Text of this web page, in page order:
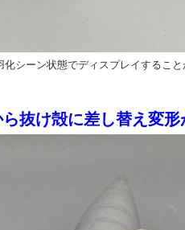
化シーン状態でディスプレイするこ
抜け殻に差し替え変